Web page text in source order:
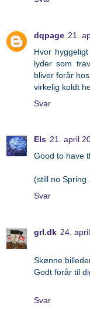
dqpage 21.
Hvor
lyder som
bliver forår
virkelig koldt
Svar
Els 21. april
Good to have
(still no Spring
Svar
grl.dk 24.
Skønne
Godt forår til
Svar